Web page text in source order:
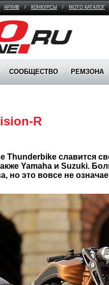
АРХИВ / КОНКУРСЫ / МОТО КАТАЛОГ
СООБЩЕСТВО РЕМЗОНА
R
Thunderbike славится
Yamaha и Suzuki.
но это вовсе не